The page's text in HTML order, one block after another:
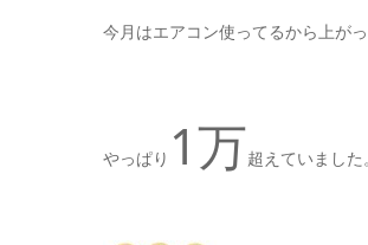
今月はエアコン使ってるから上が
やっぱり 1万超えていました。